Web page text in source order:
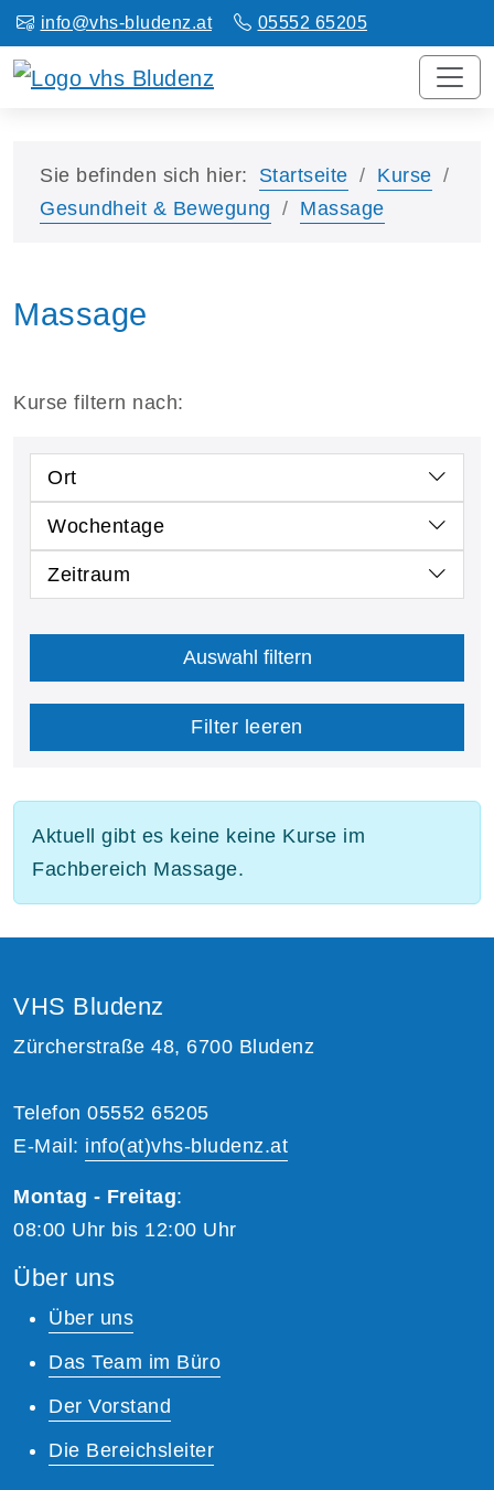
info@vhs-bludenz.at 05552 65205
Sie befinden sich hier: Startseite
Kurse
Gesundheit & Bewegung
Massage
Massage
Kurse filtern nach:
Ort
Wochentage
Zeitraum
Auswahl filtern
Filter leeren
Aktuell gibt es keine keine Kurse im
Fachbereich Massage.
VHS Bludenz
Zürcherstraße 48, 6700 Bludenz
Telefon 05552 65205
E-Mail: info(at)vhs-bludenz.at
Montag - Freitag:
08:00 Uhr bis 12:00 Uhr
Über uns
Über uns
Das Team im Büro
Der Vorstand
Die Bereichsleiter